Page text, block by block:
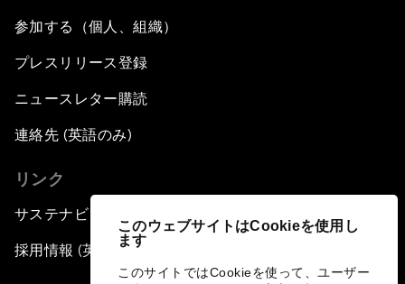
このウェブサイトはCookieを使用し
ます
このサイトではCookieを使って、ユーザー
参加する（個人、組織）
プレスリリース登録
ニュースレター購読
連絡先 (英語のみ)
リンク
サステナビリティへの取り組み
採用情報 (英語のみ)